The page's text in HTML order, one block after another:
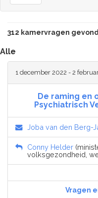
312 kamervragen
Alle
1 december 2022 - 2
De raming en
Psychiatrisch
Joba van den Berg-
Conny Helder
volksgezondheid,
Vragen